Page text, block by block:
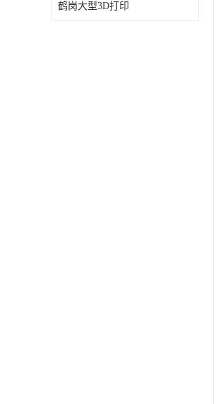
鹤岗大型3D打印